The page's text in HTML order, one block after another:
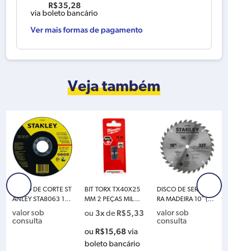
R$35,28
via boleto bancário
Ver mais formas de pagamento
Veja também
DISCO DE CORTE ST
ANLEY STA8063 115
X1.6X22 (4.1/2X1/1
6X7/8) WA60T-BF
valor sob
consulta
BIT TORX TX40X25
MM 2 PEÇAS MILWA
UKEE 4932352599
ou 3xde R$5,33
ou R$15,68 via
boleto bancário
DISCO DE SERRA PA
RA MADEIRA 10″ (25
5MM) 32D STANLEY
STA7740
valor sob
consulta